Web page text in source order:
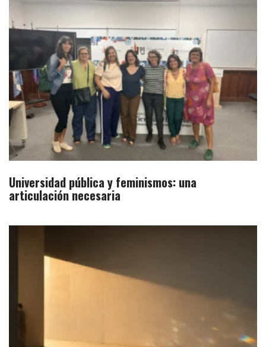
Universidad pública y feminismos: una
articulación necesaria